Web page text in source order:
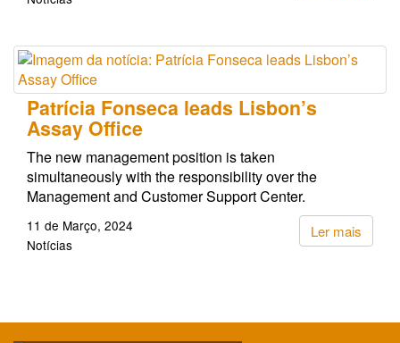
Patrícia Fonseca leads Lisbon’s
Assay Office
The new management position is taken
simultaneously with the responsibility over the
Management and Customer Support Center.
Ler mais
11 de Março, 2024
Notícias